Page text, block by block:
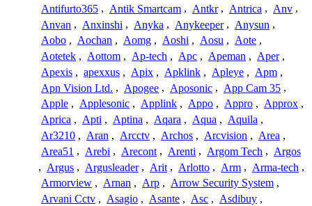
Antifurto365 , Antik Smartcam , Antkr , Antrica , Anv ,
Anvan , Anxinshi , Anyka , Anykeeper , Anysun ,
Aobo , Aochan , Aomg , Aoshi , Aosu , Aote ,
Aotetek , Aottom , Ap-tech , Apc , Apeman , Aper ,
Apexis , apexxus , Apix , Apklink , Apleye , Apm ,
Apn Vision Ltd. , Apogee , Aposonic , App Cam 35 ,
Apple , Applesonic , Applink , Appo , Appro , Approx ,
Aprica , Apti , Aptina , Aqara , Aqua , Aquila ,
Ar3210 , Aran , Arcctv , Archos , Arcvision , Area ,
Area51 , Arebi , Arecont , Arenti , Argom Tech , Argos
, Argus , Argusleader , Arit , Arlotto , Arm , Arma-tech ,
Armorview , Arnan , Arp , Arrow Security System ,
Arvani Cctv , Asagio , Asante , Asc , Asdibuy ,